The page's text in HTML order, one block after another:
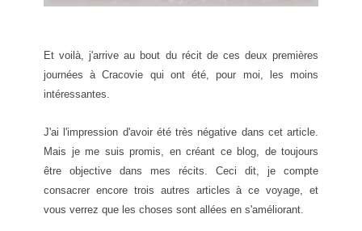
Et voilà, j'arrive au bout du récit de ces deux premières
journées à Cracovie qui ont été, pour moi, les moins
intéressantes.
J'ai l'impression d'avoir été très négative dans cet article.
Mais je me suis promis, en créant ce blog, de toujours
être objective dans mes récits. Ceci dit, je compte
consacrer encore trois autres articles à ce voyage, et
vous verrez que les choses sont allées en s'améliorant.